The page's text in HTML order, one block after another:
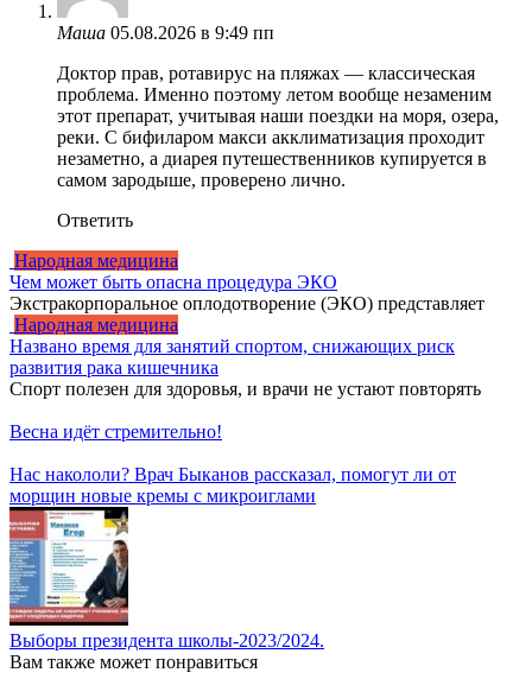
Маша 05.08.2026 в 9:49 пп
Доктор прав, ротавирус на пляжах — классическая
проблема. Именно поэтому летом вообще незаменим
этот препарат, учитывая наши поездки на моря, озера,
реки. С бифиларом макси акклиматизация проходит
незаметно, а диарея путешественников купируется в
самом зародыше, проверено лично.
Ответить
Народная медицина
Чем может быть опасна процедура ЭКО
Экстракорпоральное оплодотворение (ЭКО) представляет
Народная медицина
Названо время для занятий спортом, снижающих риск
развития рака кишечника
Спорт полезен для здоровья, и врачи не устают повторять
Весна идёт стремительно!
Нас накололи? Врач Быканов рассказал, помогут ли от
морщин новые кремы с микроиглами
Выборы президента школы-2023/2024.
Вам также может понравиться